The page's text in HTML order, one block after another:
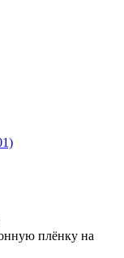
плёнку на